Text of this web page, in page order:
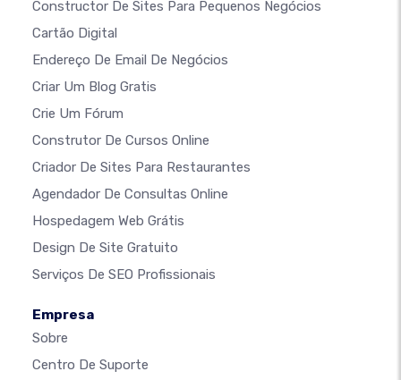
Constructor De Sites Para Pequenos Negócios
Cartão Digital
Endereço De Email De Negócios
Criar Um Blog Gratis
Crie Um Fórum
Construtor De Cursos Online
Criador De Sites Para Restaurantes
Agendador De Consultas Online
Hospedagem Web Grátis
Design De Site Gratuito
Serviços De SEO Profissionais
Empresa
Sobre
Centro De Suporte